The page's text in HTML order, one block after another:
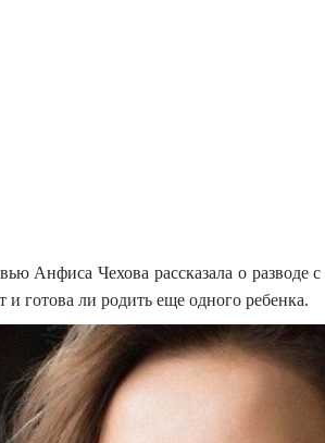
Анфиса Чехова рассказала о
и готова ли родить еще одного ребенка.